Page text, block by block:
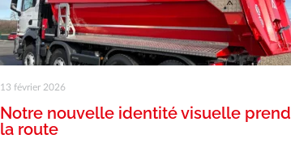
13 février 2026
Notre nouvelle identité visuelle prend
la route